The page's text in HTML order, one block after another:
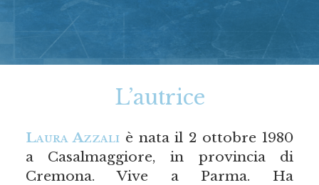
L’autrice
Laura Azzaliè nata il 2 ottobre 1980
a Casalmaggiore, in provincia di
Cremona. Vive a Parma. Ha